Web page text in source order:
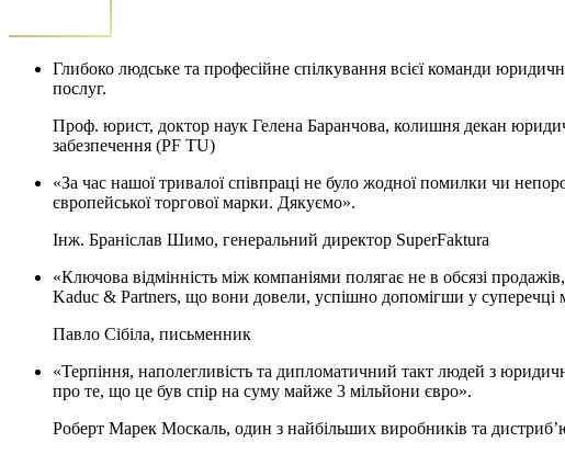
Глибоко людське та професійне спілкування всієї команди
послуг.
Проф. юрист, доктор наук Гелена Баранчова, колишня декан
забезпечення (PF TU)
«За час нашої тривалої співпраці не було жодної помилки чи
європейської торгової марки. Дякуємо».
Інж. Браніслав Шимо, генеральний директор SuperFaktura
«Ключова відмінність між компаніями полягає не в обсязі
Kaduc & Partners, що вони довели, успішно допомігши у суперечці
Павло Сібіла, письменник
«Терпіння, наполегливість та дипломатичний такт людей з
про те, що це був спір на суму майже 3 мільйони євро».
Роберт Марек Москаль, один з найбільших виробників та